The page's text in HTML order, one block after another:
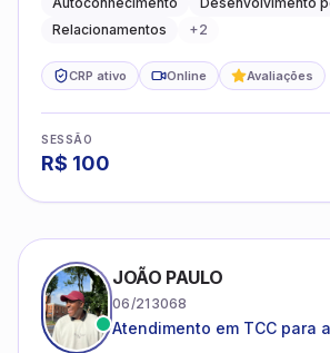
Relacionamentos
+2
CRP ativo Online Avaliações
SESSÃO
R$ 100
JOÃO PAULO
06/213068
Atendimento em TCC para